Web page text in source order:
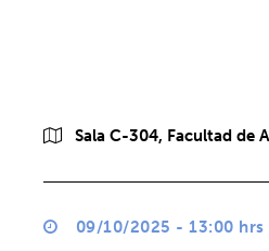
Sala C-304, Facultad de
09/10/2025 - 13:00 hrs